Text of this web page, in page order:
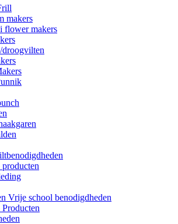
makers
flower makers
droogvilten
Vrije school benodigdheden